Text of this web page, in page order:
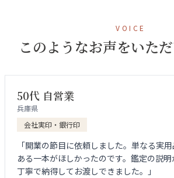
VOICE
このようなお声をいた
50代 自営業
兵庫県
会社実印・銀行印
「開業の節目に依頼しました。単なる実
ある一本がほしかったのです。鑑定の説
丁寧で納得してお渡しできました。」